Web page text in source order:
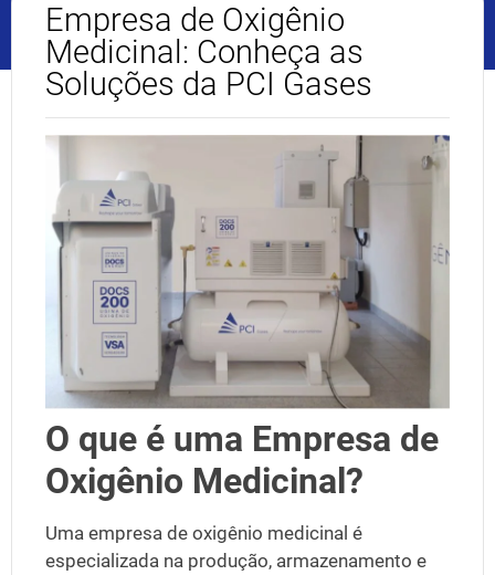
Empresa de Oxigênio
Medicinal: Conheça as
Soluções da PCI Gases
O que é uma Empresa de
Oxigênio Medicinal?
Uma empresa de oxigênio medicinal é
especializada na produção, armazenamento e